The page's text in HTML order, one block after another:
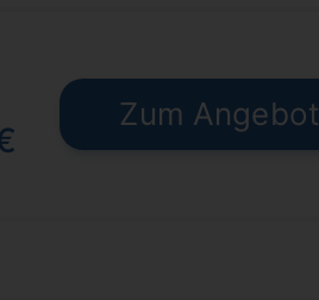
Zum Angebot